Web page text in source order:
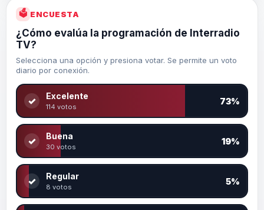
🗳 ENCUESTA
¿Cómo evalúa la programación de Interradio
TV?
Selecciona una opción y presiona votar. Se permite un voto
diario por conexión.
✓ Excelente
114 votos
73%
✓ Buena
30 votos
19%
✓ Regular
8 votos
5%